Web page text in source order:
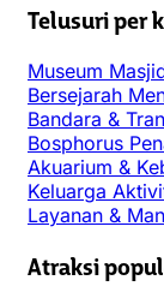
Telusuri per
Museum
Bersejarah
Bandara &
Bosphorus
Akuarium &
Keluarga
Layanan &
Atraksi